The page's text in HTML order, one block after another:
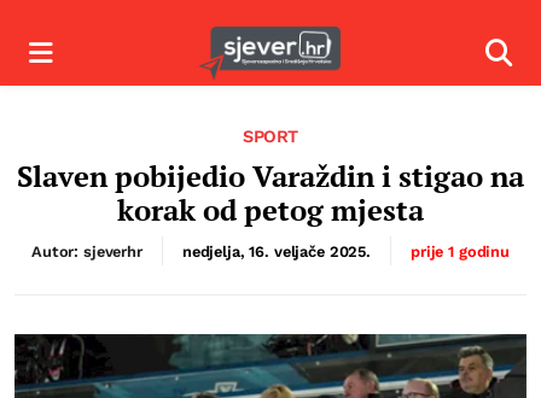
Izbornik
SPORT
Slaven pobijedio Varaždin i stigao na
korak od petog mjesta
Autor: sjeverhr nedjelja, 16. veljače 2025. prije 1 godinu